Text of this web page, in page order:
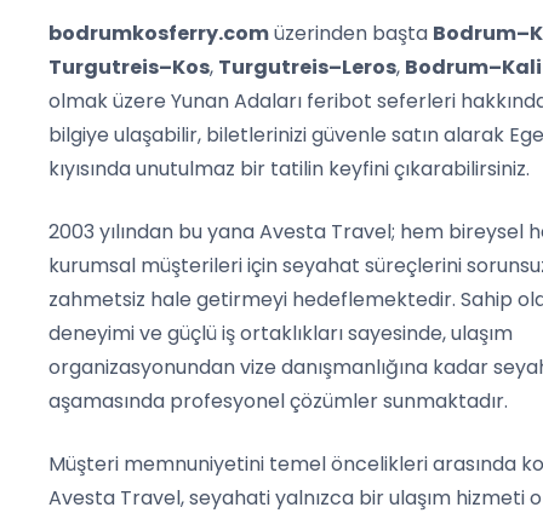
bodrumkosferry.comüzerinden başta
Turgutreis–Kos, Turgutreis–Leros,
olmak üzere Yunan Adaları feribot seferleri
bilgiye ulaşabilir, biletlerinizi güvenle satın alarak
kıyısında unutulmaz bir tatilin keyfini çıkarabilirsiniz.
2003 yılından bu yana Avesta Travel; hem bireysel
kurumsal müşterileri için seyahat süreçlerini
zahmetsiz hale getirmeyi hedeflemektedir. Sahip
deneyimi ve güçlü iş ortaklıkları sayesinde, ulaşım
organizasyonundan vize danışmanlığına kadar
aşamasında profesyonel çözümler sunmaktadır.
Müşteri memnuniyetini temel öncelikleri arasında
Avesta Travel, seyahati yalnızca bir ulaşım hizmeti